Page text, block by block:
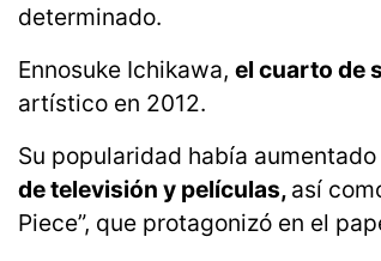
determinado.
Ennosuke Ichikawa, el cuarto de
artístico en 2012.
Su popularidad había
de televisión y películas, así
Piece”, que protagonizó en el